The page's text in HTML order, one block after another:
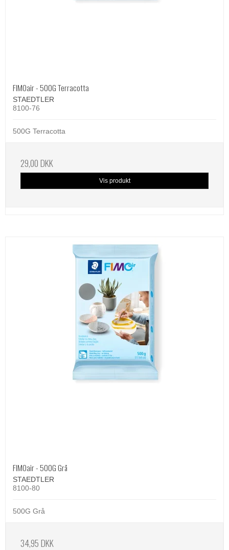
FIMOair - 500G Terracotta
STAEDTLER
8100-76
500G Terracotta
29,00 DKK
Vis produkt
FIMOair - 500G Grå
STAEDTLER
8100-80
500G Grå
34,95 DKK